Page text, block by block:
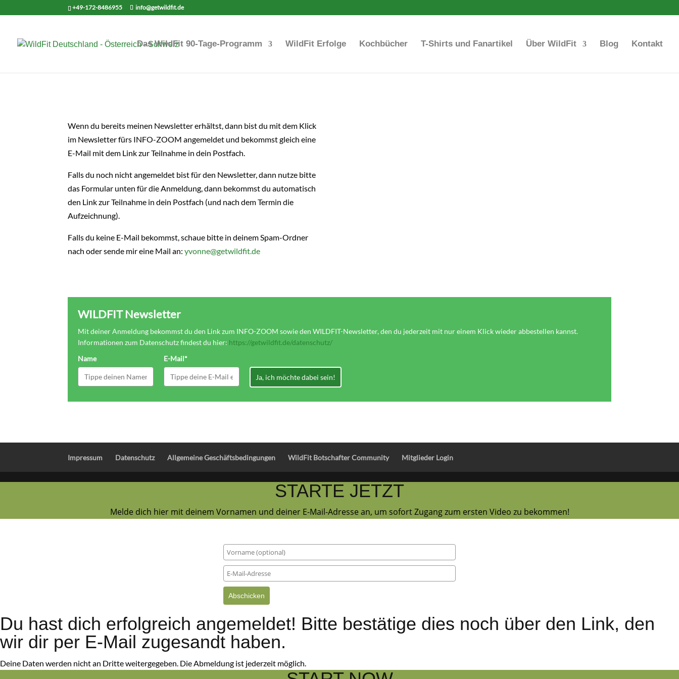
+49-172-8486955 info@getwildfit.de
Das WildFit 90-Tage-Programm WildFit Erfolge Kochbücher T-Shirts und Fanartikel Über WildFit Blog Kontakt
Wenn du bereits meinen Newsletter erhältst, dann bist du mit dem Klick
im Newsletter fürs INFO-ZOOM angemeldet und bekommst gleich eine
E-Mail mit dem Link zur Teilnahme in dein Postfach.
Falls du noch nicht angemeldet bist für den Newsletter, dann nutze bitte
das Formular unten für die Anmeldung, dann bekommst du automatisch
den Link zur Teilnahme in dein Postfach (und nach dem Termin die
Aufzeichnung).
Falls du keine E-Mail bekommst, schaue bitte in deinem Spam-Ordner
nach oder sende mir eine Mail an:yvonne@getwildfit.de
WILDFIT Newsletter
Mit deiner Anmeldung bekommst du den Link zum INFO-ZOOM sowie den WILDFIT-Newsletter, den du jederzeit mit nur einem Klick wieder abbestellen kannst.
Informationen zum Datenschutz findest du hier: https://getwildfit.de/datenschutz/
Name
E-Mail*
Ja, ich möchte dabei sein!
Impressum Datenschutz Allgemeine Geschäftsbedingungen WildFit Botschafter Community Mitglieder Login
STARTE JETZT
Melde dich hier mit deinem Vornamen und deiner E-Mail-Adresse an, um sofort Zugang zum ersten Video zu bekommen!
Abschicken
Du hast dich erfolgreich angemeldet! Bitte bestätige dies noch über den Link, den
wir dir per E-Mail zugesandt haben.
Deine Daten werden nicht an Dritte weitergegeben. Die Abmeldung ist jederzeit möglich.